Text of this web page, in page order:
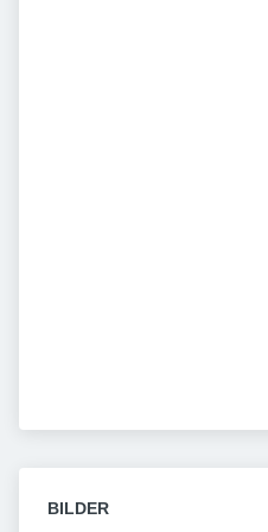
BILDER